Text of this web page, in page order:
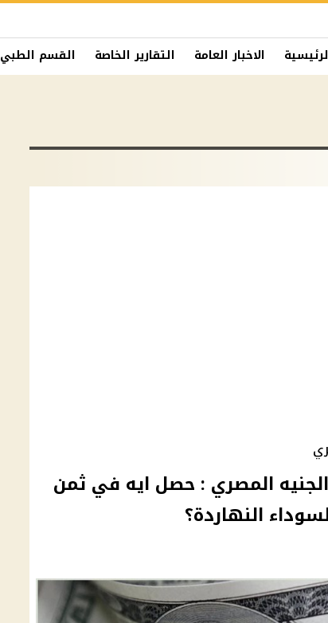
الاخبار العامة التقارير الخاصة القسم الطبي
المصري : حصل ايه في ثمن
النهاردة؟